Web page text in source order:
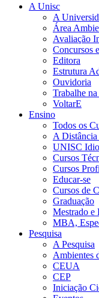
A Unisc
A
Área
Avaliação
Concursos
Editora
Estrutura
Ouvidoria
Trabalhe
VoltarE
Ensino
Todos os
A
UNISC
Cursos
Cursos
Educar-se
Cursos de
Graduação
Mestrado e
MBA,
Pesquisa
A Pesquisa
Ambientes
CEUA
CEP
Iniciação